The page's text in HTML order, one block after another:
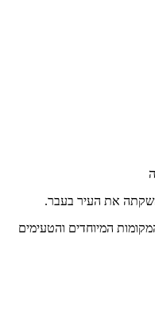
את העיר בעבר.
המיוחדים והטעימים